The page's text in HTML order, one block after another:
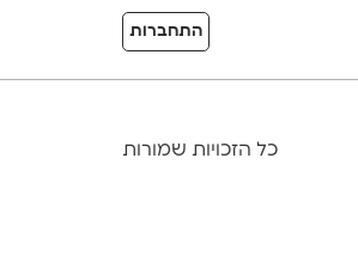
התחברות
כל הזכויות שמורות